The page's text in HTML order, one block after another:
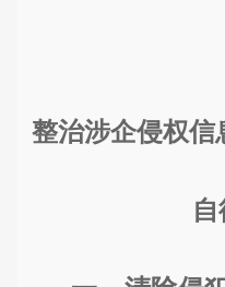
整治涉企侵权信